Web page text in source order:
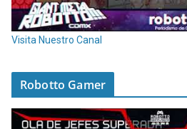
Visita Nuestro Canal
Robotto Gamer